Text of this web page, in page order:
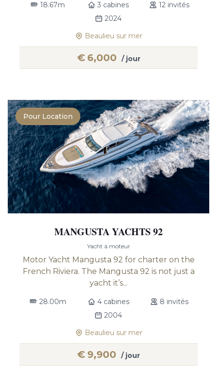
18.67m 3 cabines
12 invités
2024
Beaulieu sur mer
€ 6,000 / jour
Pour Location
MANGUSTA YACHTS 92
Yacht à moteur
Motor Yacht Mangusta 92 for charter on the
French Riviera. The Mangusta 92 is not just a
yacht it’s...
28.00m 4 cabines
8 invités
2004
Beaulieu sur mer
€ 9,900 / jour